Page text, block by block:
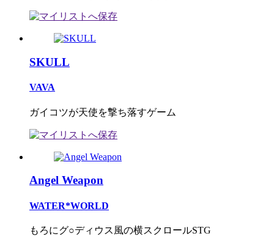
SKULL
VAVA
ガイコツが天使を撃ち落すゲーム
Angel Weapon
WATER*WORLD
もろにグ○ディウス風の横スクロールSTG